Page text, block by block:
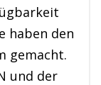
haben den
gemacht.
und der